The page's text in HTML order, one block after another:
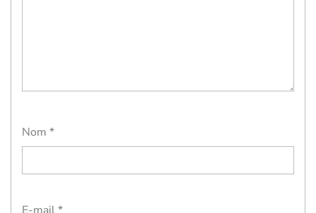
Nom *